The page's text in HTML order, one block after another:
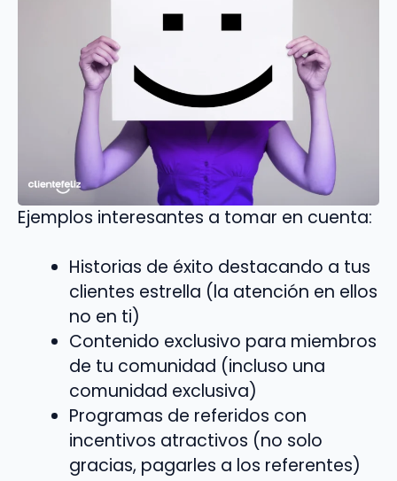
Ejemplos interesantes a tomar en cuenta:
Historias de éxito destacando a tus
clientes estrella (la atención en ellos
no en ti)
Contenido exclusivo para miembros
de tu comunidad (incluso una
comunidad exclusiva)
Programas de referidos con
incentivos atractivos (no solo
gracias, pagarles a los referentes)